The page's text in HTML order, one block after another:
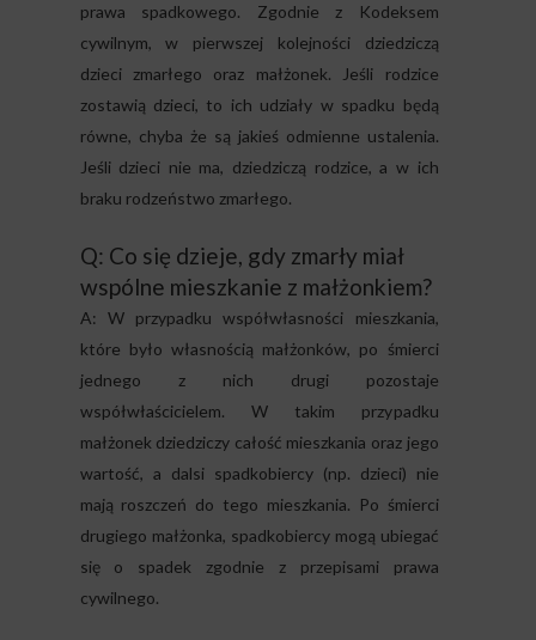
prawa spadkowego. Zgodnie z Kodeksem
cywilnym, w pierwszej kolejności dziedziczą
dzieci zmarłego oraz małżonek. Jeśli rodzice
zostawią dzieci, to ich udziały w spadku będą
równe, chyba że są jakieś odmienne ustalenia.
Jeśli dzieci nie ma, dziedziczą rodzice, a w ich
braku rodzeństwo zmarłego.
Q: Co się dzieje, gdy zmarły miał
wspólne mieszkanie z małżonkiem?
A: W przypadku współwłasności mieszkania,
które było własnością małżonków, po śmierci
jednego z nich drugi pozostaje
współwłaścicielem. W takim przypadku
małżonek dziedziczy całość mieszkania oraz jego
wartość, a dalsi spadkobiercy (np. dzieci) nie
mają roszczeń do tego mieszkania. Po śmierci
drugiego małżonka, spadkobiercy mogą ubiegać
się o spadek zgodnie z przepisami prawa
cywilnego.